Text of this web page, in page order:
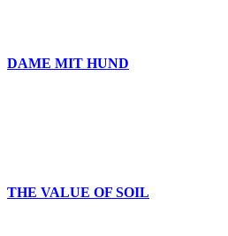
DAME MIT HUND
THE VALUE OF SOIL